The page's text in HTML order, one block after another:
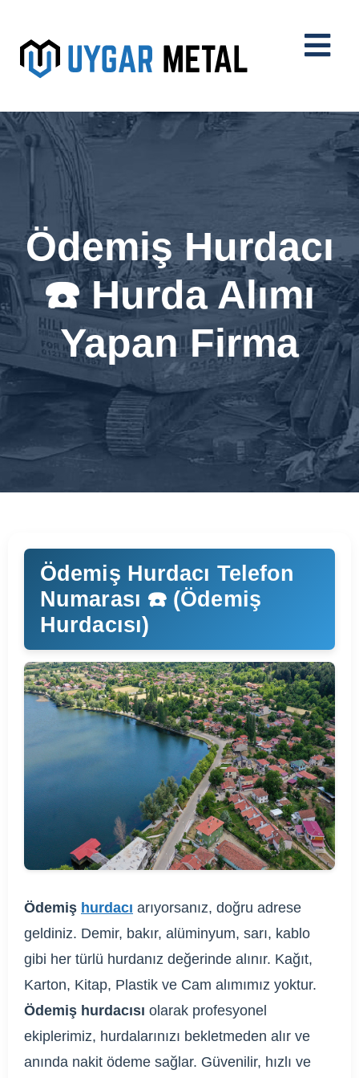
Ödemiş Hurdacı
☎️ Hurda Alımı
Yapan Firma
Ödemiş Hurdacı Telefon
Numarası ☎️ (Ödemiş
Hurdacısı)
Ödemiş hurdacı arıyorsanız, doğru adrese
geldiniz. Demir, bakır, alüminyum, sarı, kablo
gibi her türlü hurdanız değerinde alınır. Kağıt,
Karton, Kitap, Plastik ve Cam alımımız yoktur.
Ödemiş hurdacısı olarak profesyonel
ekiplerimiz, hurdalarınızı bekletmeden alır ve
anında nakit ödeme sağlar. Güvenilir, hızlı ve